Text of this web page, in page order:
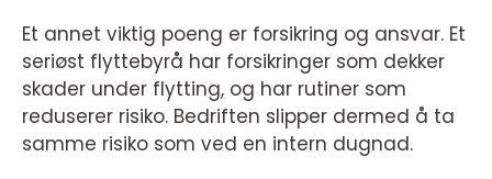
Et annet viktig poeng er forsikring og ansvar. Et
seriøst flyttebyrå har forsikringer som dekker
skader under flytting, og har rutiner som
reduserer risiko. Bedriften slipper dermed å ta
samme risiko som ved en intern dugnad.